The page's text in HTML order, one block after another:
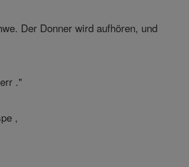
Der Donner wird aufhören, und
."
,